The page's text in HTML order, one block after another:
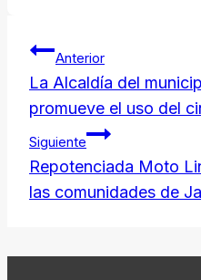
de
Anterior
La Alcaldía del
promueve el uso del
Siguiente
Repotenciada Moto
las comunidades de